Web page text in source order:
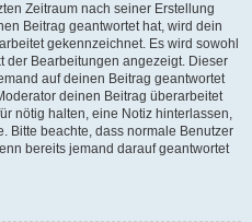
Zeitraum nach seiner Erstellung
Beitrag geantwortet hat, wird dein
gekennzeichnet. Es wird sowohl
der Bearbeitungen angezeigt. Dieser
auf deinen Beitrag geantwortet
deinen Beitrag überarbeitet
nötig halten, eine Notiz hinterlassen,
Bitte beachte, dass normale Benutzer
bereits jemand darauf geantwortet